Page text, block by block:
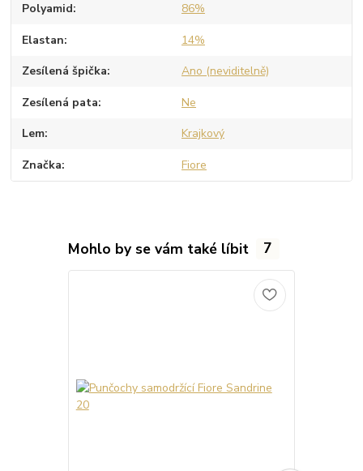
Polyamid 86%
Elastan 14%
Zesílená špička Ano (neviditelně)
Zesílená pata Ne
Lem Krajkový
Značka Fiore
Mohlo by se vám také líbit 7